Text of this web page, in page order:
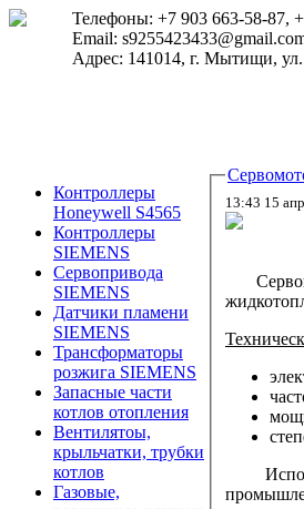
Телефоны: +7 903 663-58-87,
Email:
Адрес: 141014, г. Мытищи,
Контроллеры
Honeywell S4565
Контроллеры
SIEMENS
Сервопривода
SIEMENS
Датчики пламени
SIEMENS
Трансформаторы
розжига SIEMENS
Запасные части
котлов отопления
Вентилятоы,
крыльчатки, трубки
котлов
Газовые,
13:43 15